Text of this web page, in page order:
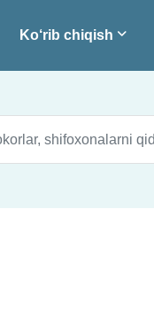
Ko‘rib chiqish